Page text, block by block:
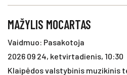
MAŽYLIS MOCARTAS
Vaidmuo: Pasakotoja
2026 09 24, ketvirtadienis, 10:30
Klaipėdos valstybinis muzikinis